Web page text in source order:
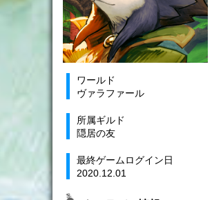
ワールド
ヴァラファール
所属ギルド
隠居の友
最終ゲームログイン日
2020.12.01